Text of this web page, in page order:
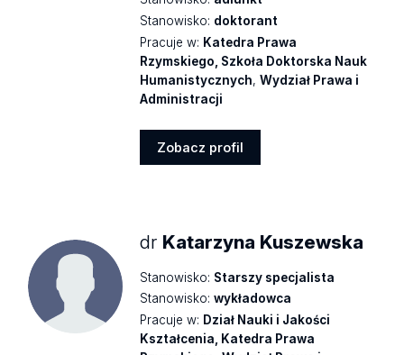
Stanowisko: doktorant
Pracuje w: Katedra Prawa
Rzymskiego, Szkoła Doktorska Nauk
Humanistycznych,Wydział Prawa i
Administracji
Zobacz profil
dr Katarzyna Kuszewska
Stanowisko: Starszy specjalista
Stanowisko: wykładowca
Pracuje w: Dział Nauki i Jakości
Kształcenia, Katedra Prawa